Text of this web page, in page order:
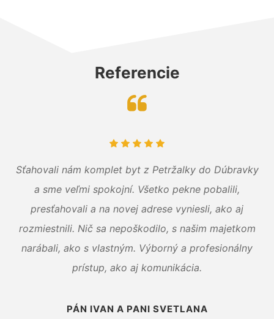
Referencie
Sťahovali nám komplet byt z Petržalky do Dúbravky
a sme veľmi spokojní. Všetko pekne pobalili,
presťahovali a na novej adrese vyniesli, ako aj
rozmiestnili. Nič sa nepoškodilo, s našim majetkom
narábali, ako s vlastným. Výborný a profesionálny
prístup, ako aj komunikácia.
PÁN IVAN A PANI SVETLANA